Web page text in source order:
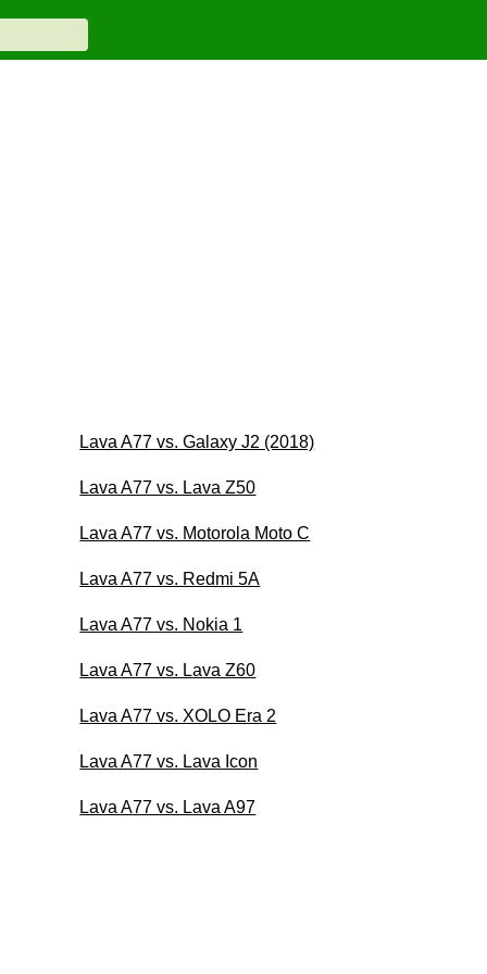
Lava A77 vs. Galaxy J2 (2018)
Lava A77 vs. Lava Z50
Lava A77 vs. Motorola Moto C
Lava A77 vs. Redmi 5A
Lava A77 vs. Nokia 1
Lava A77 vs. Lava Z60
Lava A77 vs. XOLO Era 2
Lava A77 vs. Lava Icon
Lava A77 vs. Lava A97